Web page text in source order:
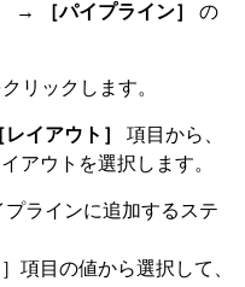
→ ［パイプライン］ の
クリックします。
レイアウト］ 項目から、
アウトを選択します。
ラインに追加するステ
項目の値から選択して、